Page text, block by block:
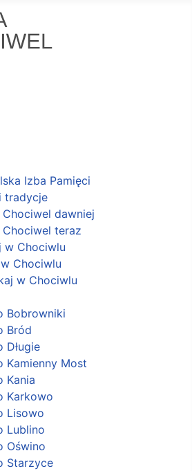
Izba Pamięci
tradycje
Chociwel dawniej
Chociwel teraz
w Chociwlu
Chociwlu
w Chociwlu
Bobrowniki
Bród
Długie
Kamienny Most
Kania
Karkowo
Lisowo
Lublino
Oświno
Starzyce